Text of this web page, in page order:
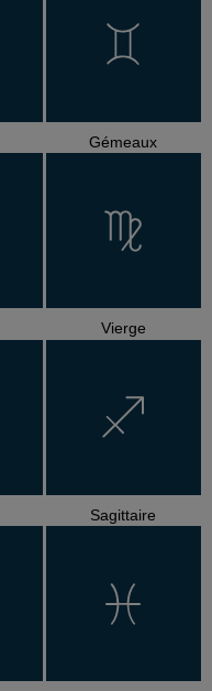
Gémeaux
Vierge
Sagittaire